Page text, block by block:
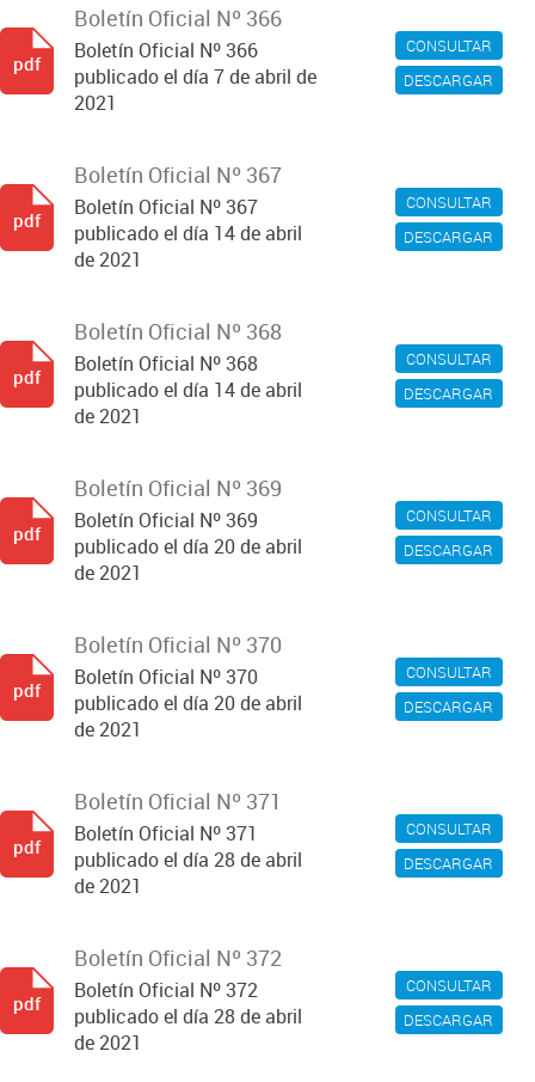
CONSULTAR
DESCARGAR
Boletín Oficial Nº 366
Boletín Oficial Nº 366
publicado el día 7 de abril de
2021
pdf
CONSULTAR
DESCARGAR
Boletín Oficial Nº 367
Boletín Oficial Nº 367
publicado el día 14 de abril
de 2021
pdf
CONSULTAR
DESCARGAR
Boletín Oficial Nº 368
Boletín Oficial Nº 368
publicado el día 14 de abril
de 2021
pdf
CONSULTAR
DESCARGAR
Boletín Oficial Nº 369
Boletín Oficial Nº 369
publicado el día 20 de abril
de 2021
pdf
CONSULTAR
DESCARGAR
Boletín Oficial Nº 370
Boletín Oficial Nº 370
publicado el día 20 de abril
de 2021
pdf
CONSULTAR
DESCARGAR
Boletín Oficial Nº 371
Boletín Oficial Nº 371
publicado el día 28 de abril
de 2021
pdf
CONSULTAR
DESCARGAR
Boletín Oficial Nº 372
Boletín Oficial Nº 372
publicado el día 28 de abril
de 2021
pdf